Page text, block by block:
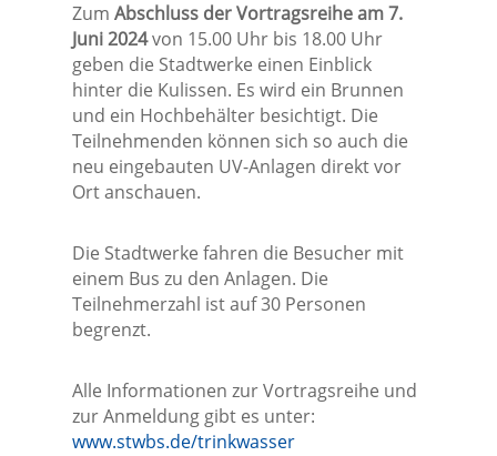
Zum Abschluss der Vortragsreihe am 7.
Juni 2024von 15.00 Uhr bis 18.00 Uhr
geben die Stadtwerke einen Einblick
hinter die Kulissen. Es wird ein Brunnen
und ein Hochbehälter besichtigt. Die
Teilnehmenden können sich so auch die
neu eingebauten UV-Anlagen direkt vor
Ort anschauen.
Die Stadtwerke fahren die Besucher mit
einem Bus zu den Anlagen. Die
Teilnehmerzahl ist auf 30 Personen
begrenzt.
Alle Informationen zur Vortragsreihe und
zur Anmeldung gibt es unter:
www.stwbs.de/trinkwasser